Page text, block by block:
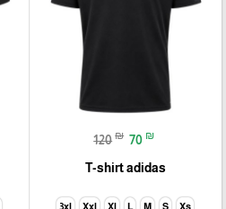
120 ₪ 70 ₪
T-shirt adidas
Xs
S
M
L
Xl
Xxl
3xl